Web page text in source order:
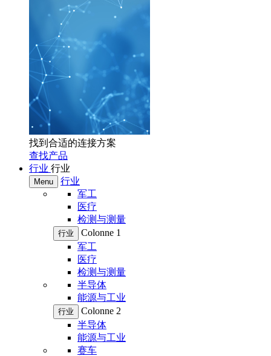
找到合适的连接方案
查找产品
行业 行业
Menu
行业
军工
医疗
检测与测量
行业
Colonne 1
军工
医疗
检测与测量
半导体
能源与工业
行业
Colonne 2
半导体
能源与工业
赛车